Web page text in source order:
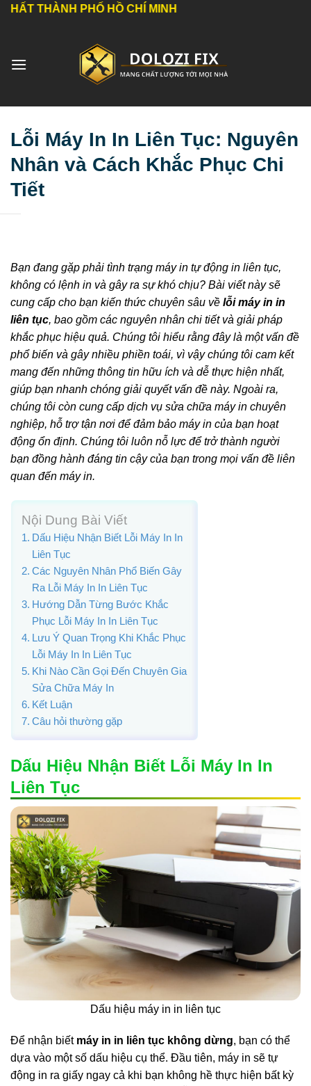
Bỏ
dung
PHỐ HỒ CHÍ MINH
Lỗi Máy In In Liên Tục: Nguyên
Nhân và Cách Khắc Phục Chi
Tiết
Bạn đang gặp phải tình trạng máy in tự động in liên tục,
không có lệnh in và gây ra sự khó chịu? Bài viết này sẽ
cung cấp cho bạn kiến thức chuyên sâu về lỗi máy in in
liên tục, bao gồm các nguyên nhân chi tiết và giải pháp
khắc phục hiệu quả. Chúng tôi hiểu rằng đây là một vấn đề
phổ biến và gây nhiều phiền toái, vì vậy chúng tôi cam kết
mang đến những thông tin hữu ích và dễ thực hiện nhất,
giúp bạn nhanh chóng giải quyết vấn đề này. Ngoài ra,
chúng tôi còn cung cấp dịch vụ sửa chữa máy in chuyên
nghiệp, hỗ trợ tận nơi để đảm bảo máy in của bạn hoạt
động ổn định. Chúng tôi luôn nỗ lực để trở thành người
bạn đồng hành đáng tin cậy của bạn trong mọi vấn đề liên
quan đến máy in.
Nội Dung Bài Viết
Dấu Hiệu Nhận Biết Lỗi Máy In In
Liên Tục
Các Nguyên Nhân Phổ Biến Gây
Ra Lỗi Máy In In Liên Tục
Hướng Dẫn Từng Bước Khắc
Phục Lỗi Máy In In Liên Tục
Lưu Ý Quan Trọng Khi Khắc Phục
Lỗi Máy In In Liên Tục
Khi Nào Cần Gọi Đến Chuyên Gia
Sửa Chữa Máy In
Kết Luận
Câu hỏi thường gặp
Dấu Hiệu Nhận Biết Lỗi Máy In In
Liên Tục
Dấu hiệu máy in in liên tục
Để nhận biết máy in in liên tục không dừng, bạn có thể
dựa vào một số dấu hiệu cụ thể. Đầu tiên, máy in sẽ tự
động in ra giấy ngay cả khi bạn không hề thực hiện bất kỳ